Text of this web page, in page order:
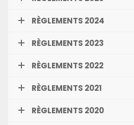
RÈGLEMENTS 2024
RÈGLEMENTS 2023
RÈGLEMENTS 2022
RÈGLEMENTS 2021
RÈGLEMENTS 2020